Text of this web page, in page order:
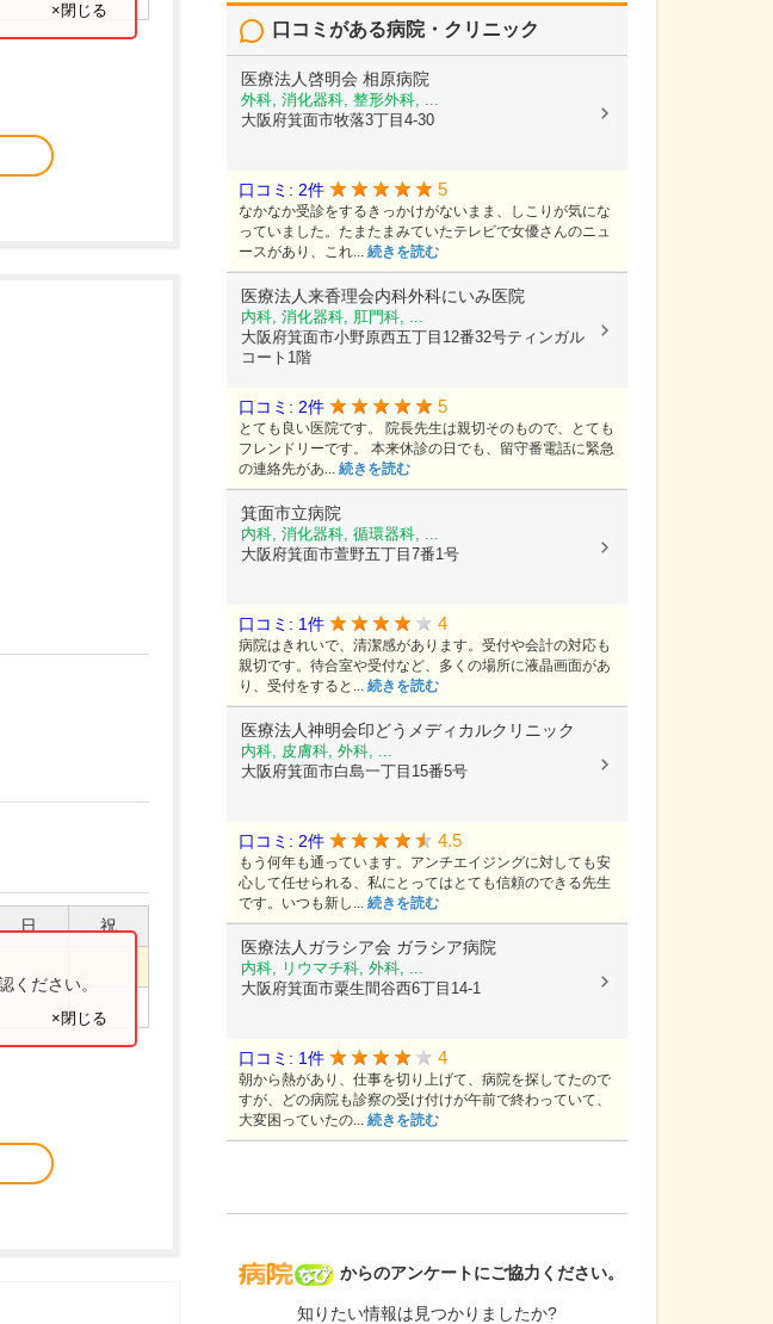
×閉じる
日 祝
ください。
×閉じる
病院なび
からのアンケートにご協力ください。
知りたい情報は見つかりましたか?
口コミがある病院・クリニック
医療法人啓明会 相原病院
外科, 消化器科, 整形外科, ...
大阪府箕面市牧落3丁目4-30
口コミ: 2件 5
なかなか受診をするきっかけがないまま、しこりが気にな
っていました。たまたまみていたテレビで女優さんのニュ
ースがあり、これ... 続きを読む
医療法人来香理会内科外科にいみ医院
内科, 消化器科, 肛門科, ...
大阪府箕面市小野原西五丁目12番32号ティンガル
コート1階
口コミ: 2件 5
とても良い医院です。 院長先生は親切そのもので、とても
フレンドリーです。 本来休診の日でも、留守番電話に緊急
の連絡先があ... 続きを読む
箕面市立病院
内科, 消化器科, 循環器科, ...
大阪府箕面市萱野五丁目7番1号
口コミ: 1件 4
病院はきれいで、清潔感があります。受付や会計の対応も
親切です。待合室や受付など、多くの場所に液晶画面があ
り、受付をすると... 続きを読む
医療法人神明会印どうメディカルクリニック
内科, 皮膚科, 外科, ...
大阪府箕面市白島一丁目15番5号
口コミ: 2件 4.5
もう何年も通っています。アンチエイジングに対しても安
心して任せられる、私にとってはとても信頼のできる先生
です。いつも新し... 続きを読む
医療法人ガラシア会 ガラシア病院
内科, リウマチ科, 外科, ...
大阪府箕面市粟生間谷西6丁目14-1
口コミ: 1件 4
朝から熱があり、仕事を切り上げて、病院を探してたので
すが、どの病院も診察の受け付けが午前で終わっていて、
大変困っていたの... 続きを読む